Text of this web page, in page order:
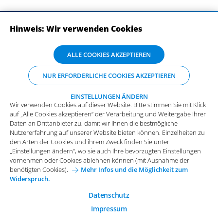
Impressum Datenschutz
Allgemeine Einkaufsbedingungen
Karriere bei Arvato Systems Kontakt
Wir verwenden Cookies auf dieser Website. Bitte stimmen Sie mit Klick
auf „Alle Cookies akzeptieren“ der Verarbeitung und Weitergabe Ihrer
Daten an Drittanbieter zu, damit wir Ihnen die bestmögliche
Nutzererfahrung auf unserer Website bieten können. Einzelheiten zu
den Arten der Cookies und ihrem Zweck finden Sie unter
„Einstellungen ändern“, wo sie auch Ihre bevorzugten Einstellungen
vornehmen oder Cookies ablehnen können (mit Ausnahme der
benötigten Cookies).
Mehr Infos und die Möglichkeit zum
Widerspruch.
Datenschutz
Impressum
Hinweis: Wir verwenden Cookies
ALLE COOKIES AKZEPTIEREN
NUR ERFORDERLICHE COOKIES AKZEPTIEREN
EINSTELLUNGEN ÄNDERN
Wir verwenden Cookies auf dieser Website. Bitte stimmen Sie mit Klick
auf „Alle Cookies akzeptieren“ der Verarbeitung und Weitergabe Ihrer
Daten an Drittanbieter zu, damit wir Ihnen die bestmögliche
Nutzererfahrung auf unserer Website bieten können. Einzelheiten zu
den Arten der Cookies und ihrem Zweck finden Sie unter
„Einstellungen ändern“, wo sie auch Ihre bevorzugten Einstellungen
vornehmen oder Cookies ablehnen können (mit Ausnahme der
benötigten Cookies).
Mehr Infos und die Möglichkeit zum
Widerspruch.
Funktionale Cookies
Diese Cookies sind essenziell wichtig für die einwandfreie
Funktion der Website.
Analytische Cookies
Analytische Cookies werden verwendet, um das